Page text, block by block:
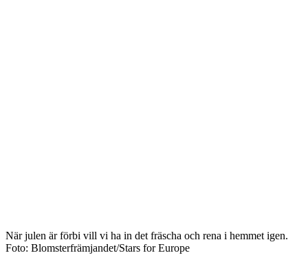
När julen är förbi vill vi ha in det fräscha och rena i hemmet igen.
Foto: Blomsterfrämjandet/Stars for Europe